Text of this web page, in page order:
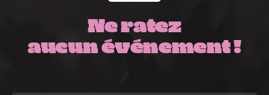
Ne ratez
aucun événement !